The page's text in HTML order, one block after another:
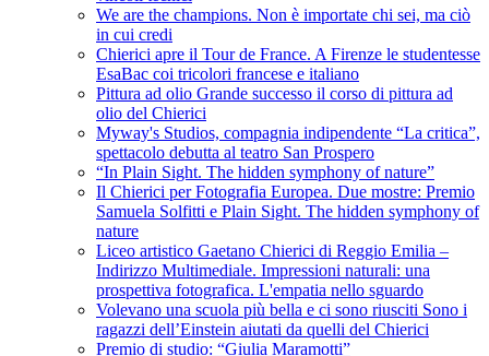
We are the champions. Non è importate chi sei, ma ciò
in cui credi
Chierici apre il Tour de France. A Firenze le studentesse
EsaBac coi tricolori francese e italiano
Pittura ad olio Grande successo il corso di pittura ad
olio del Chierici
Myway's Studios, compagnia indipendente “La critica”,
spettacolo debutta al teatro San Prospero
“In Plain Sight. The hidden symphony of nature”
Il Chierici per Fotografia Europea. Due mostre: Premio
Samuela Solfitti e Plain Sight. The hidden symphony of
nature
Liceo artistico Gaetano Chierici di Reggio Emilia –
Indirizzo Multimediale. Impressioni naturali: una
prospettiva fotografica. L'empatia nello sguardo
Volevano una scuola più bella e ci sono riusciti Sono i
ragazzi dell’Einstein aiutati da quelli del Chierici
Premio di studio: “Giulia Maramotti”